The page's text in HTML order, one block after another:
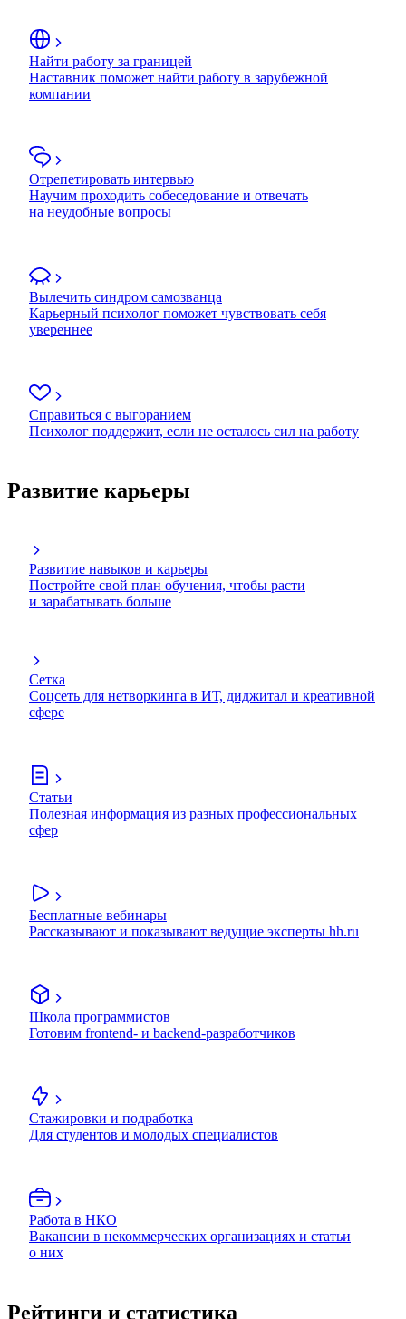
Найти работу за границей
Наставник поможет найти работу в зарубежной
компании
Отрепетировать интервью
Научим проходить собеседование и отвечать
на неудобные вопросы
Вылечить синдром самозванца
Карьерный психолог поможет чувствовать себя
увереннее
Справиться с выгоранием
Психолог поддержит, если не осталось сил на работу
Развитие карьеры
Развитие навыков и карьеры
Постройте свой план обучения, чтобы расти
и зарабатывать больше
Сетка
Соцсеть для нетворкинга в ИТ, диджитал и креативной
сфере
Статьи
Полезная информация из разных профессиональных
сфер
Бесплатные вебинары
Рассказывают и показывают ведущие эксперты hh.ru
Школа программистов
Готовим frontend- и backend-разработчиков
Стажировки и подработка
Для студентов и молодых специалистов
Работа в НКО
Вакансии в некоммерческих организациях и статьи
о них
Рейтинги и статистика